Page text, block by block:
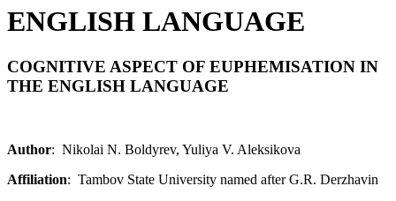
ENGLISH LANGUAGE
COGNITIVE ASPECT OF EUPHEMISATION IN
THE ENGLISH LANGUAGE
Author: Nikolai N. Boldyrev, Yuliya V. Aleksikova
Affiliation: Tambov State University named after G.R. Derzhavin